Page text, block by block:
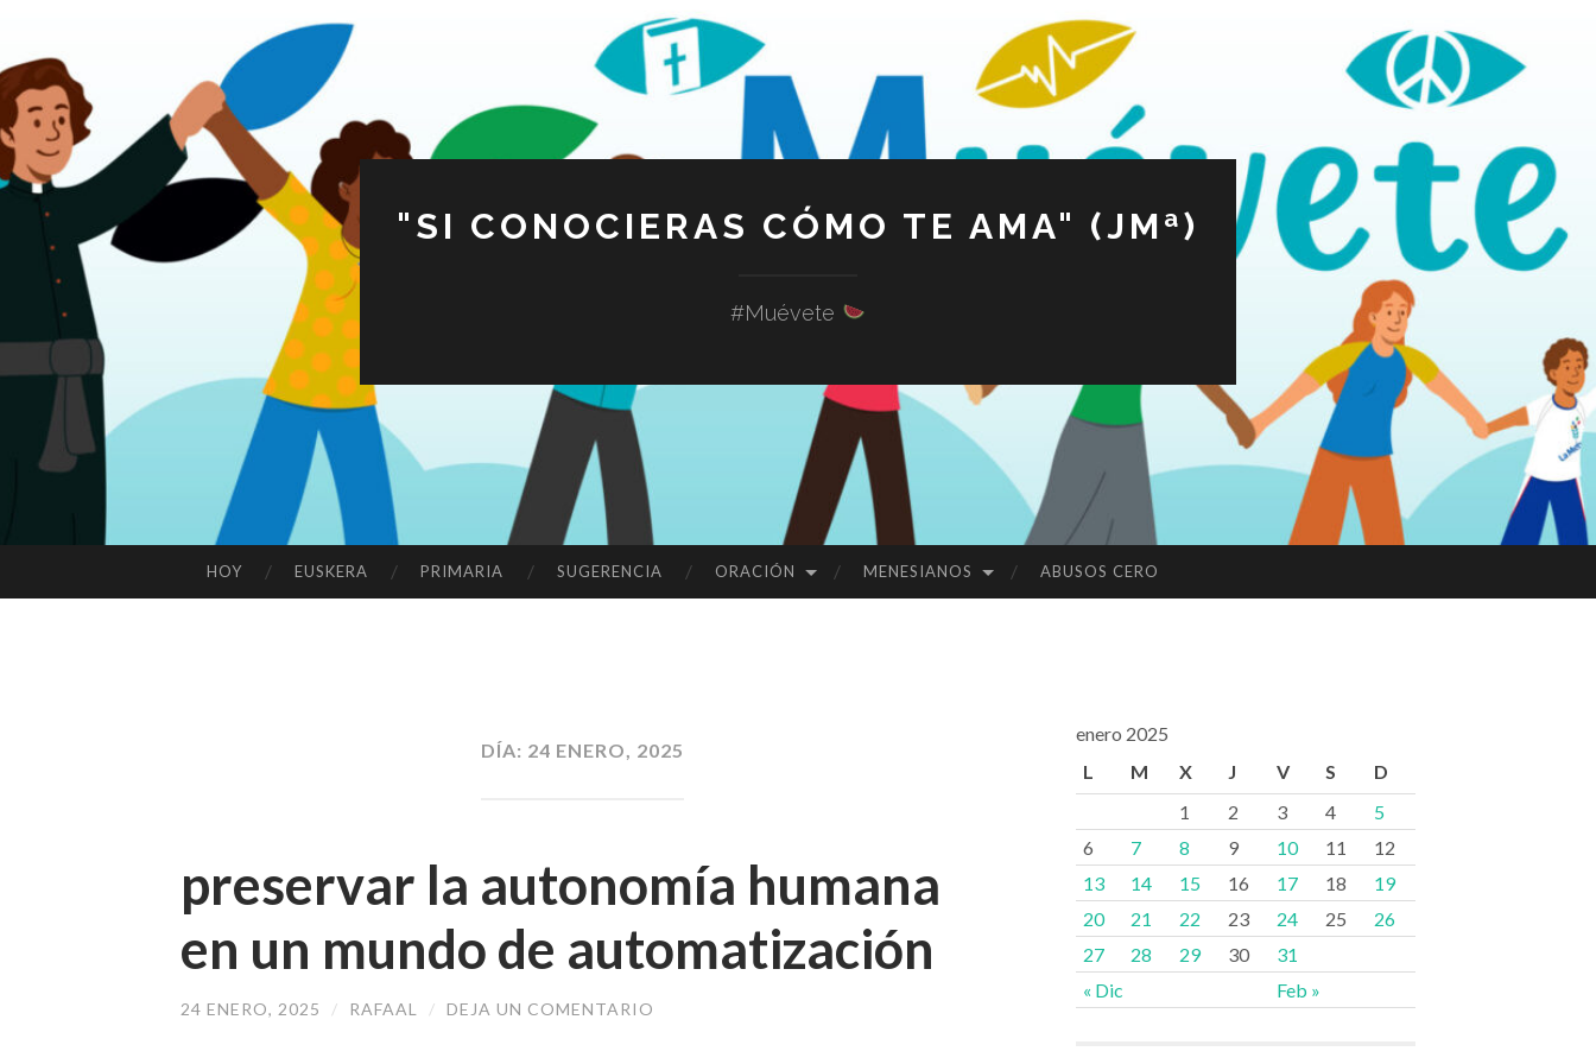
"SI CONOCIERAS CÓMO TE AMA" (JMª)
#Muévete
AL
HOY EUSKERA PRIMARIA SUGERENCIA ORACIÓN MENESIANOS ABUSOS CERO
DÍA: 24 ENERO, 2025
preservar la autonomía humana
en un mundo de automatización
24 ENERO, 2025 / RAFAAL / DEJA UN COMENTARIO
enero 2025
L
M X J V S D
« Dic Feb »
1 2 3 4
5
6
7 8 9 10 11
12
13
14 15 16 17 18
19
20
21 22 23 24 25
26
27
28 29 30 31